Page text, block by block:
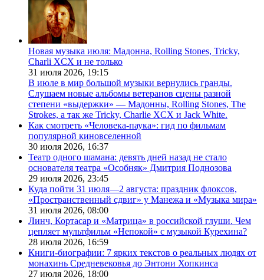
Новая музыка июля: Мадонна, Rolling Stones, Tricky,
Charli XCX и не только
31 июля 2026, 19:15
В июле в мир большой музыки вернулись гранды.
Слушаем новые альбомы ветеранов сцены разной
степени «выдержки» — Мадонны, Rolling Stones, The
Strokes, а так же Tricky, Charlie XCX и Jack White.
Как смотреть «Человека-паука»: гид по фильмам
популярной киновселенной
30 июля 2026, 16:37
Театр одного шамана: девять дней назад не стало
основателя театра «Особняк» Дмитрия Поднозова
29 июля 2026, 23:45
Куда пойти 31 июля—2 августа: праздник флоксов,
«Пространственный сдвиг» у Манежа и «Музыка мира»
31 июля 2026, 08:00
Линч, Кортасар и «Матрица» в российской глуши. Чем
цепляет мультфильм «Непокой» с музыкой Курехина?
28 июля 2026, 16:59
Книги-биографии: 7 ярких текстов о реальных людях от
монахинь Средневековья до Энтони Хопкинса
27 июля 2026, 18:00